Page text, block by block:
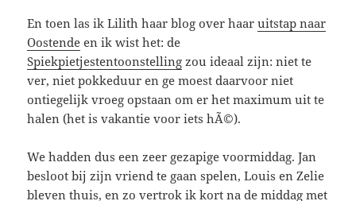
En toen las ik Lilith haar blog over haaruitstap naar
Oostende en ik wist het: de
Spiekpietjestentoonstelling zou ideaal zijn: niet te
ver, niet pokkeduur en ge moest daarvoor niet
ontiegelijk vroeg opstaan om er het maximum uit te
halen (het is vakantie voor iets hÃ©).
We hadden dus een zeer gezapige voormiddag. Jan
besloot bij zijn vriend te gaan spelen, Louis en Zelie
bleven thuis, en zo vertrok ik kort na de middag met